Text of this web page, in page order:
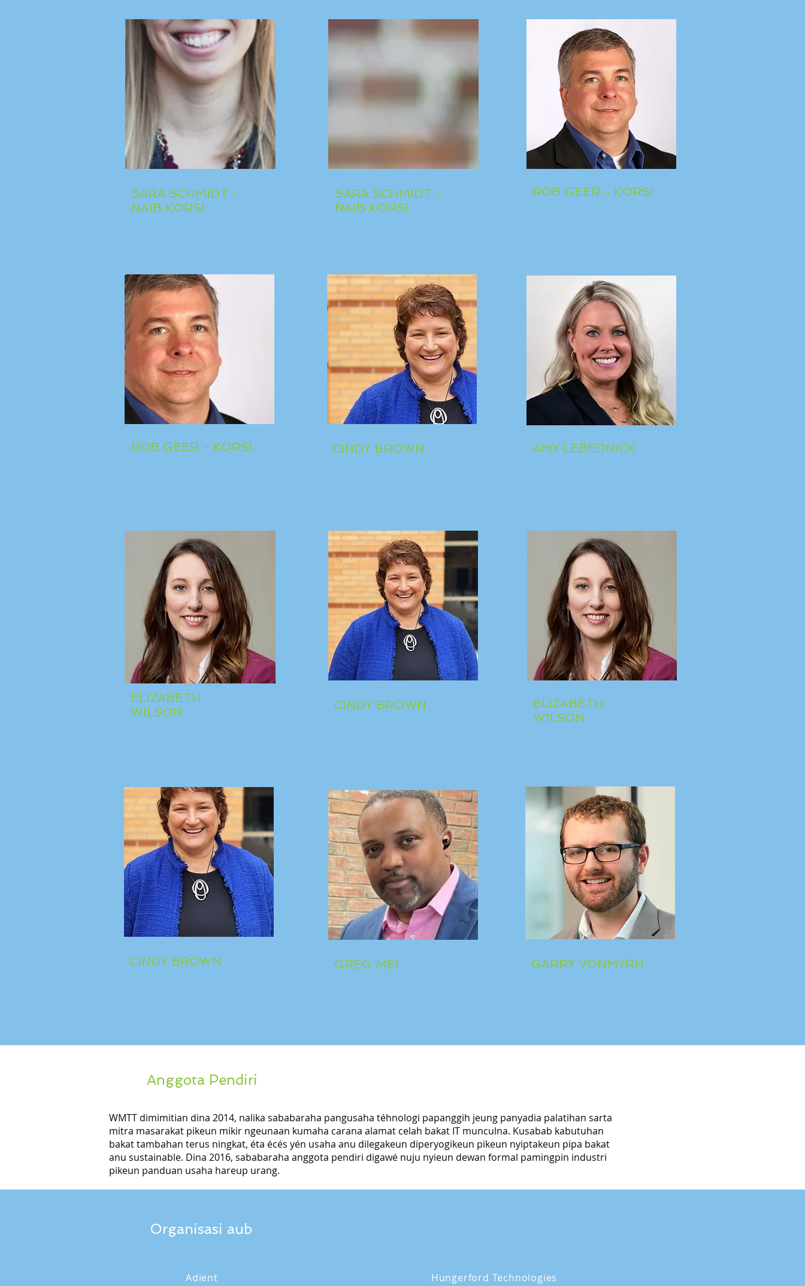
SARA SCHMIDT -
NAIB KORSI
ROB GEER - KORSI
CINDY BROWN
ELIZABETH
WILSON
SARA SCHMIDT -
NAIB KORSI
CINDY BROWN
CINDY BROWN
GREG MEI
ROB GEER - KORSI
AMY LEBEDNICK
ELIZABETH
WILSON
GARRY VONMYRH
Anggota Pendiri
WMTT dimimitian dina 2014, nalika sababaraha pangusaha téhnologi papanggih jeung panyadia palatihan sarta
mitra masarakat pikeun mikir ngeunaan kumaha carana alamat celah bakat IT munculna. Kusabab kabutuhan
bakat tambahan terus ningkat, éta écés yén usaha anu dilegakeun diperyogikeun pikeun nyiptakeun pipa bakat
anu sustainable. Dina 2016, sababaraha anggota pendiri digawé nuju nyieun dewan formal pamingpin industri
pikeun panduan usaha hareup urang.
Organisasi aub
Adient Hungerford Technologies